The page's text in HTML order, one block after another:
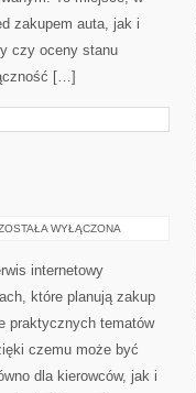
zakupem auta, jak i
czy oceny stanu
[…]
WYŁĄCZONA
internetowy
które planują zakup
praktycznych tematów
czemu może być
dla kierowców, jak i